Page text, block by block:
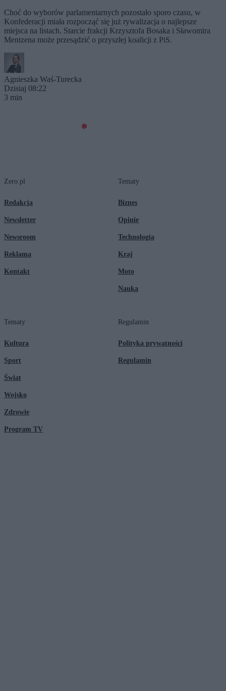
Choć do wyborów parlamentarnych pozostało sporo czasu, w
Konfederacji miała rozpocząć się już rywalizacja o najlepsze
miejsca na listach. Starcie frakcji Krzysztofa Bosaka i Sławomira
Mentzena może przesądzić o przyszłej koalicji z PiS.
Agnieszka Waś-Turecka
Dzisiaj 08:22
3 min
Zero.pl
Redakcja
Newsletter
Newsroom
Reklama
Kontakt
Tematy
Biznes
Opinie
Technologia
Kraj
Moto
Nauka
Tematy
Kultura
Sport
Świat
Wojsko
Zdrowie
Program TV
Regulamin
Polityka prywatności
Regulamin